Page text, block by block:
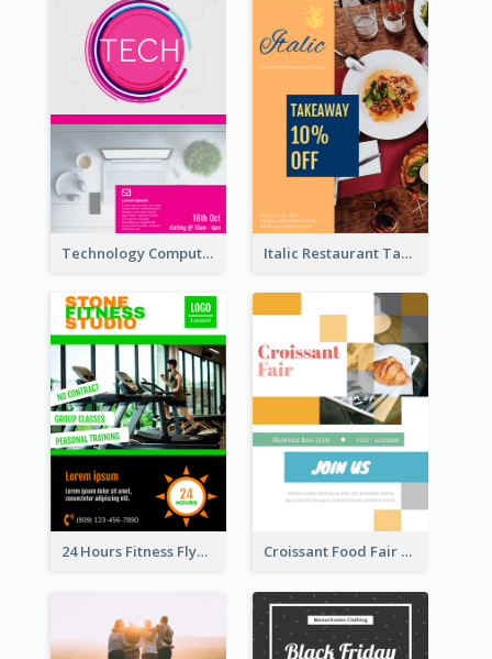
Technology Computer Information Flyer Italic Restaurant Takeaway Flyer
24 Hours Fitness Flyer Croissant Food Fair Flyer